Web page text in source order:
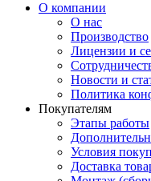
О компании
О нас
Производство
Лицензии и
Новости и
Политика
Покупателям
Этапы работы
Условия
Доставка